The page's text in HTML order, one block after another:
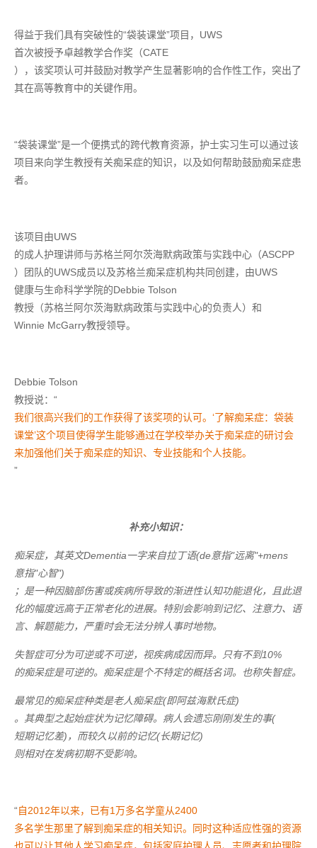
得益于我们具有突破性的“袋装课堂”项目， UWS
首次被授予卓越教学合作奖（CATE
），该奖项认可并鼓励对教学产生显著影响的合作性工作，突出了
其在高等教育中的关键作用。
“袋装课堂”是一个便携式的跨代教育资源，护士实习生可以通过该
项目来向学生教授有关痴呆症的知识，以及如何帮助鼓励痴呆症患
者。
该项目由UWS
的成人护理讲师与苏格兰阿尔茨海默病政策与实践中心（ASCPP
）团队的UWS成员以及苏格兰痴呆症机构共同创建，由UWS
健康与生命科学学院的Debbie Tolson
教授（苏格兰阿尔茨海默病政策与实践中心的负责人）和
Winnie McGarry教授领导。
Debbie Tolson
教授说：“
我们很高兴我们的工作获得了该奖项的认可。‘了解痴呆症：袋装
课堂’这个项目使得学生能够通过在学校举办关于痴呆症的研讨会
来加强他们关于痴呆症的知识、专业技能和个人技能。
”
补充小知识：
痴呆症，其英文Dementia一字来自拉丁语(de意指"远离"+mens
意指"心智")
；是一种因脑部伤害或疾病所导致的渐进性认知功能退化，且此退
化的幅度远高于正常老化的进展。特别会影响到记忆、注意力、语
言、解题能力，严重时会无法分辨人事时地物。
失智症可分为可逆或不可逆，视疾病成因而异。只有不到10%
的痴呆症是可逆的。痴呆症是个不特定的概括名词。也称失智症。
最常见的痴呆症种类是老人痴呆症(即阿兹海默氏症)
。其典型之起始症状为记忆障碍。病人会遗忘刚刚发生的事(
短期记忆差) ，而较久以前的记忆(长期记忆)
则相对在发病初期不受影响。
“自2012年以来，已有1万多名学童从2400
多名学生那里了解到痴呆症的相关知识。同时这种适应性强的资源